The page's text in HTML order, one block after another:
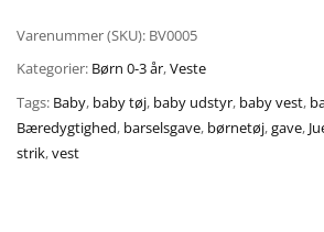
Varenummer (SKU): BV0005
Kategorier: Børn 0-3 år,Veste
Tags: Baby, baby tøj, baby udstyr, baby vest,
Bæredygtighed, barselsgave, børnetøj,gave,
strik,vest